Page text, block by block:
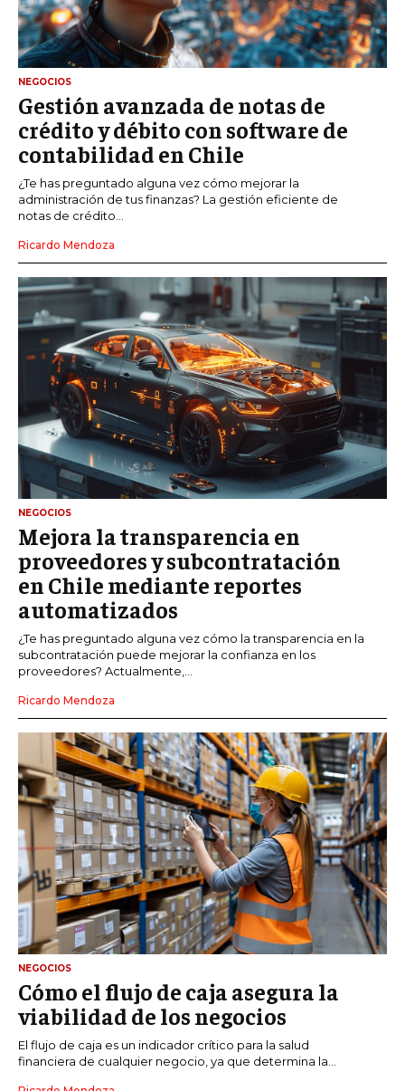
NEGOCIOS
Gestión avanzada de notas de
crédito y débito con software de
contabilidad en Chile
¿Te has preguntado alguna vez cómo mejorar la
administración de tus finanzas? La gestión eficiente de
notas de crédito...
Ricardo Mendoza
NEGOCIOS
Mejora la transparencia en
proveedores y subcontratación
en Chile mediante reportes
automatizados
¿Te has preguntado alguna vez cómo la transparencia en la
subcontratación puede mejorar la confianza en los
proveedores? Actualmente,...
Ricardo Mendoza
NEGOCIOS
Cómo el flujo de caja asegura la
viabilidad de los negocios
El flujo de caja es un indicador crítico para la salud
financiera de cualquier negocio, ya que determina la...